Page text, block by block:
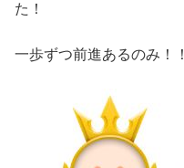
た！
一歩ずつ前進あるのみ！！